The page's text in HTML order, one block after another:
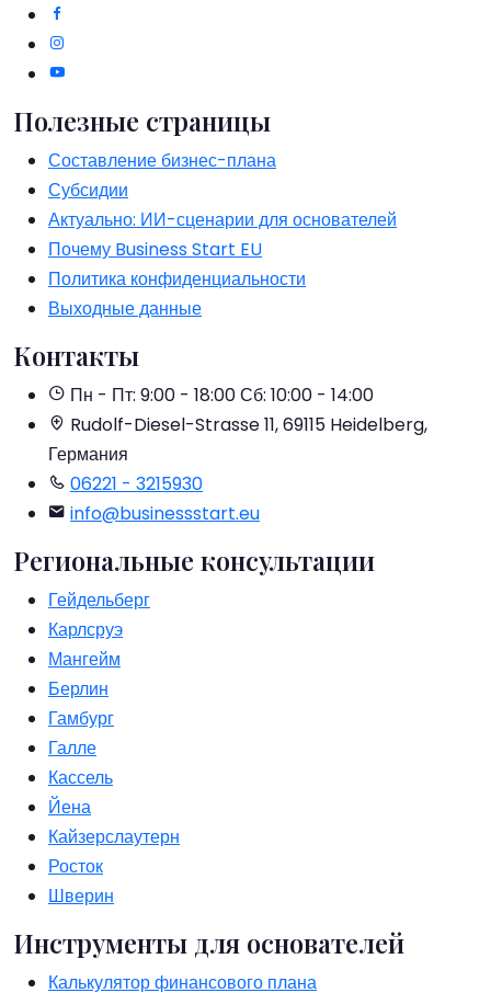
Полезные страницы
Составление бизнес-плана
Субсидии
Актуально: ИИ-сценарии для основателей
Почему Business Start EU
Политика конфиденциальности
Выходные данные
Контакты
Пн - Пт: 9:00 - 18:00Сб: 10:00 - 14:00
Rudolf-Diesel-Strasse 11, 69115 Heidelberg,
Германия
06221 - 3215930
info@businessstart.eu
Региональные консультации
Гейдельберг
Карлсруэ
Мангейм
Берлин
Гамбург
Галле
Кассель
Йена
Кайзерслаутерн
Росток
Шверин
Инструменты для основателей
Калькулятор финансового плана